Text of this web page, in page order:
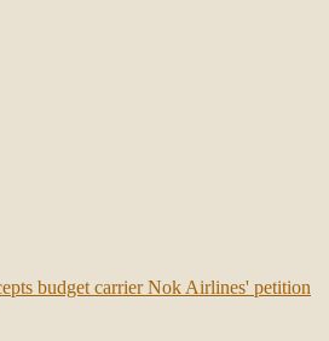
budget carrier Nok Airlines' petition